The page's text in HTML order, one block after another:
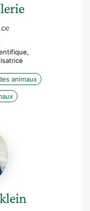
animaux